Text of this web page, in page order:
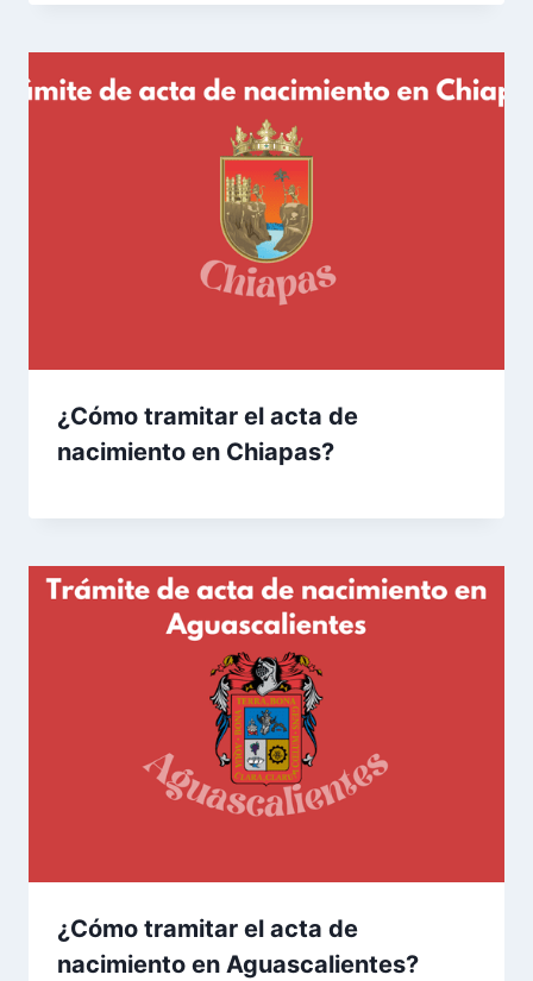
¿Cómo tramitar el acta de
nacimiento en Chiapas?
¿Cómo tramitar el acta de
nacimiento en Aguascalientes?